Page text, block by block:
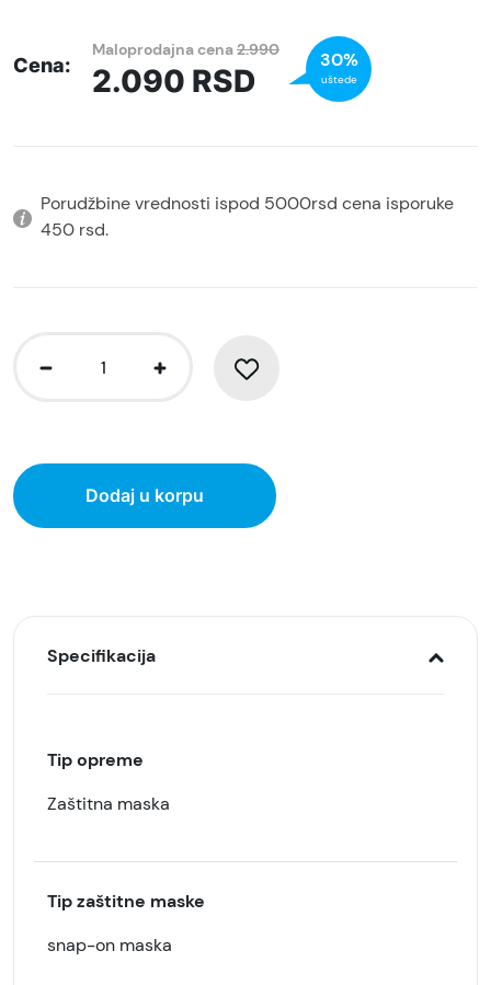
Cena:
Maloprodajna cena2.990
2.090 RSD
30%
uštede
Porudžbine vrednosti ispod 5000rsd cena isporuke
450 rsd.
Dodaj u korpu
Specifikacija
Tip opreme
Zaštitna maska
Tip zaštitne maske
snap-on maska